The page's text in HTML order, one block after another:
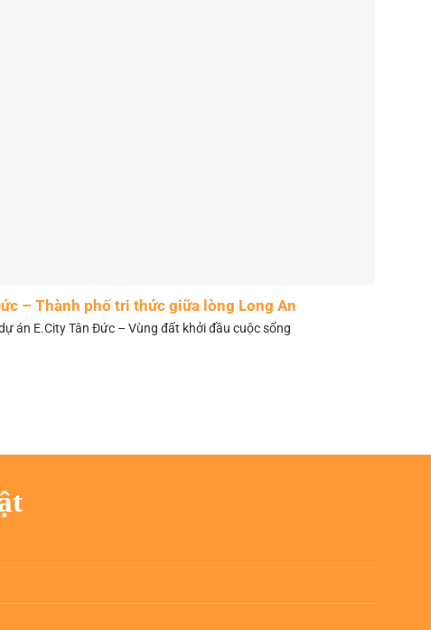
– Thành phố tri thức giữa lòng Long An
án E.City Tân Đức – Vùng đất khởi đầu cuộc sống